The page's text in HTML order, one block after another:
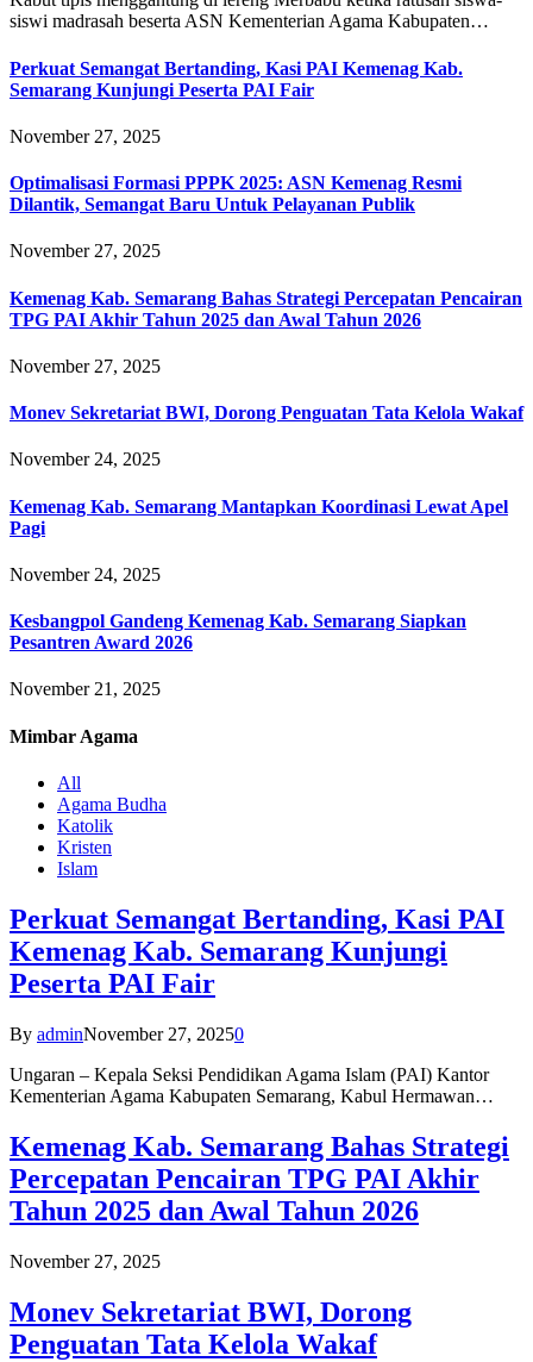
siswi madrasah beserta ASN Kementerian Agama Kabupaten…
Perkuat Semangat Bertanding, Kasi PAI Kemenag Kab.
Semarang Kunjungi Peserta PAI Fair
November 27, 2025
Optimalisasi Formasi PPPK 2025: ASN Kemenag Resmi
Dilantik, Semangat Baru Untuk Pelayanan Publik
November 27, 2025
Kemenag Kab. Semarang Bahas Strategi Percepatan Pencairan
TPG PAI Akhir Tahun 2025 dan Awal Tahun 2026
November 27, 2025
Monev Sekretariat BWI, Dorong Penguatan Tata Kelola Wakaf
November 24, 2025
Kemenag Kab. Semarang Mantapkan Koordinasi Lewat Apel
Pagi
November 24, 2025
Kesbangpol Gandeng Kemenag Kab. Semarang Siapkan
Pesantren Award 2026
November 21, 2025
Mimbar Agama
All
Agama Budha
Katolik
Kristen
Islam
Perkuat Semangat Bertanding, Kasi PAI
Kemenag Kab. Semarang Kunjungi
Peserta PAI Fair
By adminNovember 27, 20250
Ungaran – Kepala Seksi Pendidikan Agama Islam (PAI) Kantor
Kementerian Agama Kabupaten Semarang, Kabul Hermawan…
Kemenag Kab. Semarang Bahas Strategi
Percepatan Pencairan TPG PAI Akhir
Tahun 2025 dan Awal Tahun 2026
November 27, 2025
Monev Sekretariat BWI, Dorong
Penguatan Tata Kelola Wakaf